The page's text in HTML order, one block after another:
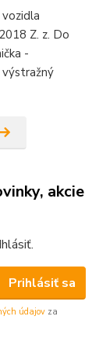
Z. z. Do
-
akcie
Prihlásiť sa
údajov za